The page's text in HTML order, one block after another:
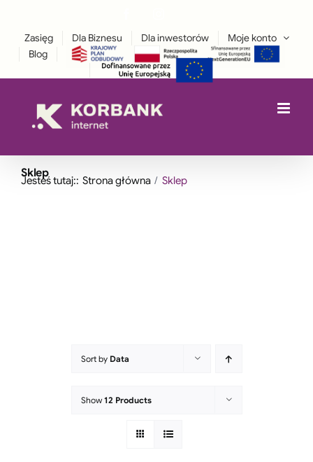
zawartości
Zasięg Dla Biznesu Dla inwestorów
Moje konto
Blog
Sklep
Jesteś tutaj:: Strona główna Sklep
Sort by Data
Show 12 Products